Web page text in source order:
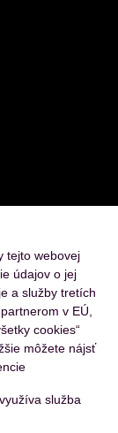
tejto webovej
údajov o jej
a služby tretích
v EÚ,
cookies“
môžete nájsť
služba